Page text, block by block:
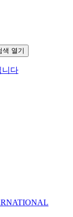
색 열기
니다